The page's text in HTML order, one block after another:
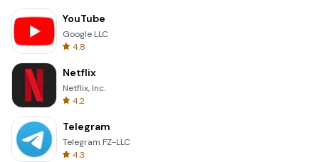
YouTube
Google LLC
4.8
Netflix
Netflix, Inc.
4.2
Telegram
Telegram FZ-LLC
4.3